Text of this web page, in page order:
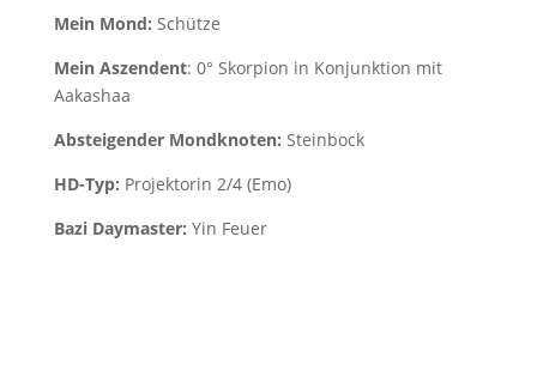
Mein Mond: Schütze
Mein Aszendent: 0° Skorpion in Konjunktion mit
Aakashaa
Absteigender Mondknoten: Steinbock
HD-Typ: Projektorin 2/4 (Emo)
Bazi Daymaster: Yin Feuer